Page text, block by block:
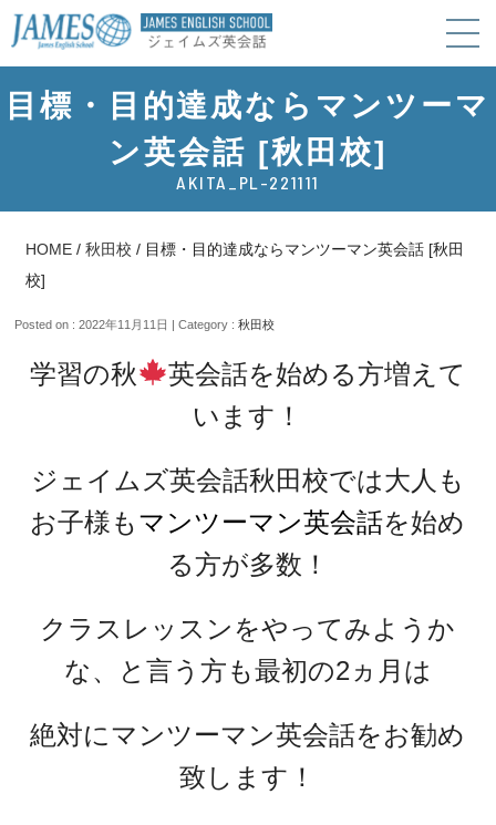
目標・目的達成ならマンツーマ
ン英会話 [秋田校]
AKITA_PL-221111
HOME /秋田校 / 目標・目的達成ならマンツーマン英会話 [秋田
校]
Posted on : 2022年11月11日 | Category :秋田校
学習の秋
英会話を始める方増えて
います！
ジェイムズ英会話秋田校では大人も
お子様もマンツーマン英会話を始め
る方が多数！
クラスレッスンをやってみようか
な、と言う方も最初の2ヵ月は
絶対にマンツーマン英会話をお勧め
致します！